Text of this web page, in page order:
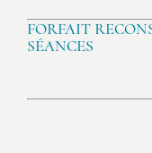
FORFAIT
SÉANCES